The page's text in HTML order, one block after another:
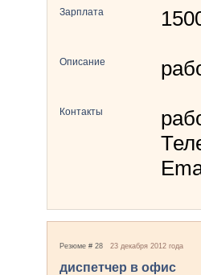
Зарплата
Описание
Контакты
Резюме # 28 23 декабря 2012 года
диспетчер в офис